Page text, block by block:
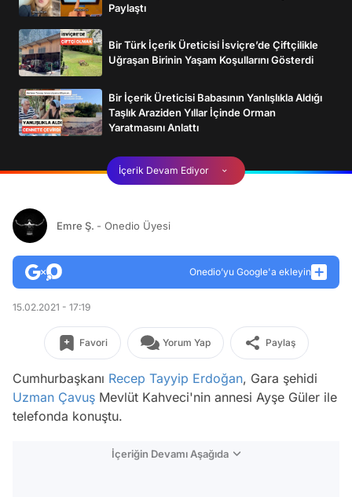
Paylaştı
Bir Türk İçerik Üreticisi İsviçre’de Çiftçilikle
Uğraşan Birinin Yaşam Koşullarını Gösterdi
Bir İçerik Üreticisi Babasının Yanlışlıkla Aldığı
Taşlık Araziden Yıllar İçinde Orman
Yaratmasını Anlattı
İçerik Devam Ediyor
Emre Ş. - Onedio Üyesi
Onedio’yu Google'a ekleyin
15.02.2021 - 17:19
Favori Yorum Yap Paylaş
Cumhurbaşkanı Recep Tayyip Erdoğan, Gara şehidi
Uzman Çavuş Mevlüt Kahveci'nin annesi Ayşe Güler ile
telefonda konuştu.
İçeriğin Devamı Aşağıda